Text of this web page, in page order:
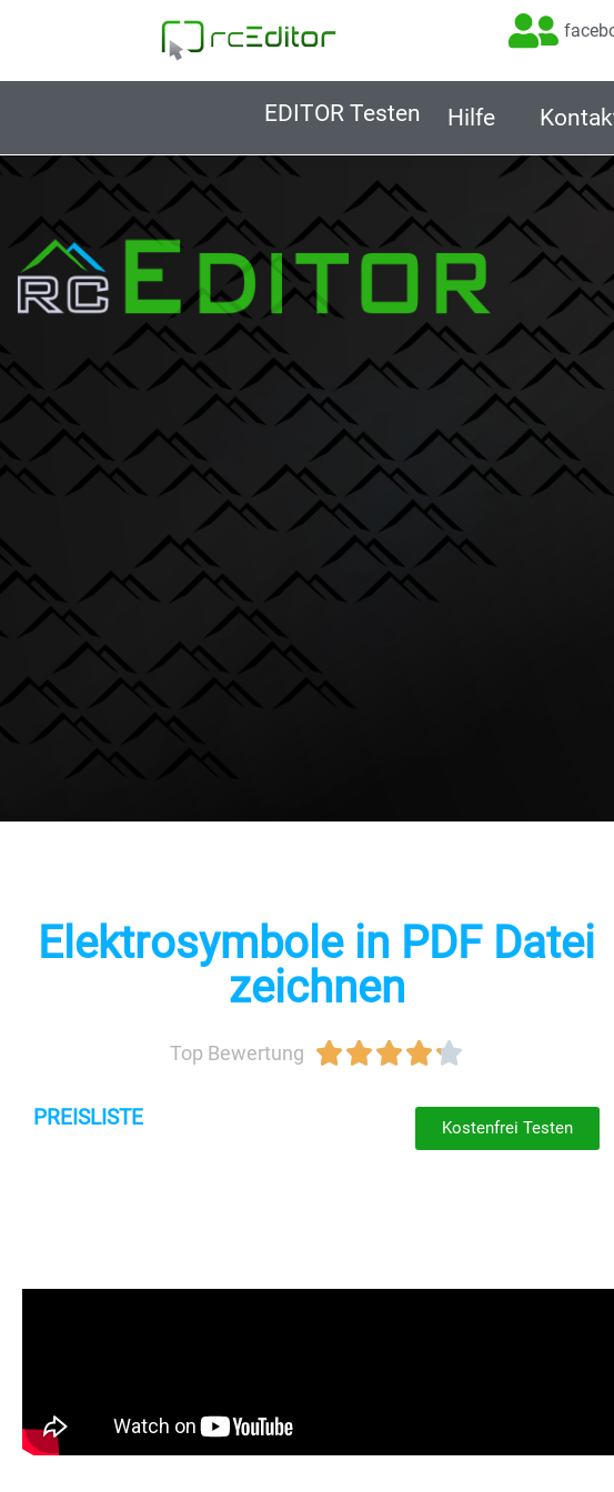
EDITOR Testen Hilfe
Elektrosymbole in PDF Datei
zeichnen
Top Bewertung 
PREISLISTE Kostenfrei Testen